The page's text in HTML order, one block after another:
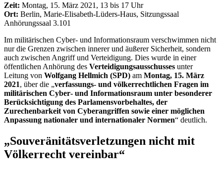
Zeit: Montag, 15. März 2021, 13 bis 17 Uhr
Ort: Berlin, Marie-Elisabeth-Lüders-Haus, Sitzungssaal
Anhörungssaal 3.101
Im militärischen Cyber- und Informationsraum verschwimmen nicht
nur die Grenzen zwischen innerer und äußerer Sicherheit, sondern
auch zwischen Angriff und Verteidigung. Dies wurde in einer
öffentlichen Anhörung des Verteidigungsausschusses unter
Leitung von Wolfgang Hellmich (SPD) am Montag, 15. März
2021, über die „verfassungs- und völkerrechtlichen Fragen im
militärischen Cyber- und Informationsraum unter besonderer
Berücksichtigung des Parlamensvorbehaltes, der
Zurechenbarkeit von Cyberangriffen sowie einer möglichen
Anpassung nationaler und internationaler Normen“ deutlich.
„Souveränitätsverletzungen nicht mit
Völkerrecht vereinbar“